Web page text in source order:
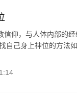
信仰，与人体内部的
自己身上神位的方法